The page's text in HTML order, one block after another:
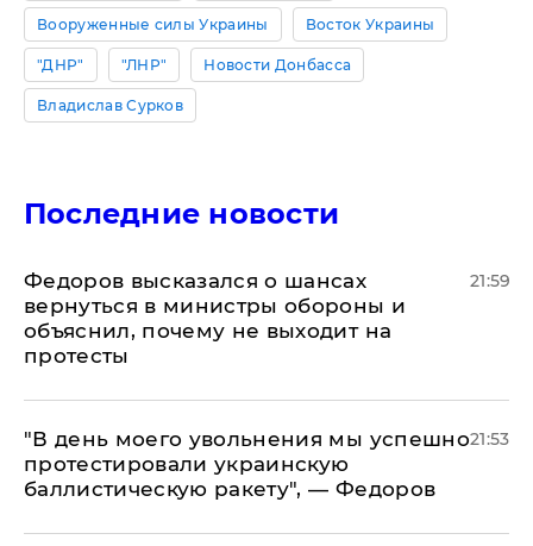
Вооруженные силы Украины Восток Украины
"ДНР" "ЛНР" Новости Донбасса
Владислав Сурков
Последние новости
Федоров высказался о шансах
вернуться в министры обороны и
объяснил, почему не выходит на
протесты
21:59
​"В день моего увольнения мы успешно
протестировали украинскую
баллистическую ракету", — Федоров
21:53